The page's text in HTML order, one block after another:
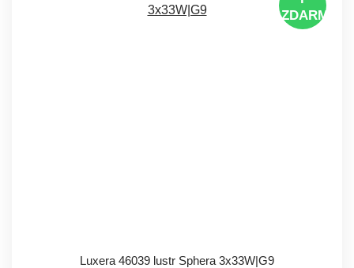
ZDARMA
Luxera 46039 lustr Sphera 3x33W|G9